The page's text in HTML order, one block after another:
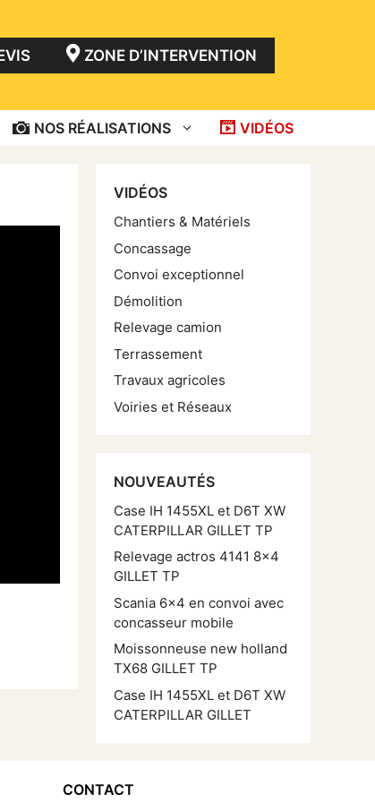
ZONE D’INTERVENTION
NOS RÉALISATIONS VIDÉOS
VIDÉOS
Chantiers & Matériels
Concassage
Convoi exceptionnel
Démolition
Relevage camion
Terrassement
Travaux agricoles
Voiries et Réseaux
NOUVEAUTÉS
Case IH 1455XL et D6T XW
CATERPILLAR GILLET TP
Relevage actros 4141 8×4
GILLET TP
Scania 6×4 en convoi avec
concasseur mobile
Moissonneuse new holland
TX68 GILLET TP
Case IH 1455XL et D6T XW
CATERPILLAR GILLET
CONTACT